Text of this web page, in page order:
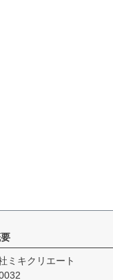
ミキクリエート